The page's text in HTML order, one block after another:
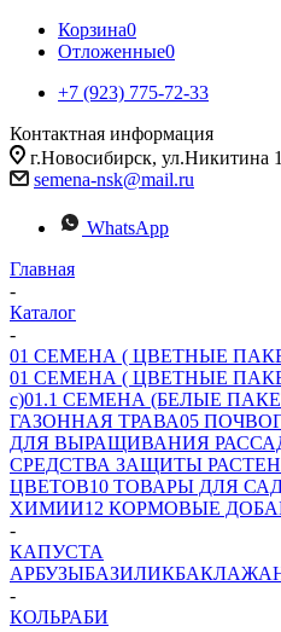
Корзина0
Отложенные0
+7 (923) 775-72-33
Контактная информация
г.Новосибирск, ул.Никитина
semena-nsk@mail.ru
WhatsApp
Главная
-
Каталог
-
01 СЕМЕНА ( ЦВЕТНЫЕ
01 СЕМЕНА ( ЦВЕТНЫЕ
с)01.1 СЕМЕНА (БЕЛЫЕ
ГАЗОННАЯ ТРАВА05
ДЛЯ ВЫРАЩИВАНИЯ
СРЕДСТВА ЗАЩИТЫ
ЦВЕТОВ10 ТОВАРЫ ДЛЯ
ХИМИИ12 КОРМОВЫЕ
-
КАПУСТА
АРБУЗЫБАЗИЛИК
-
КОЛЬРАБИ